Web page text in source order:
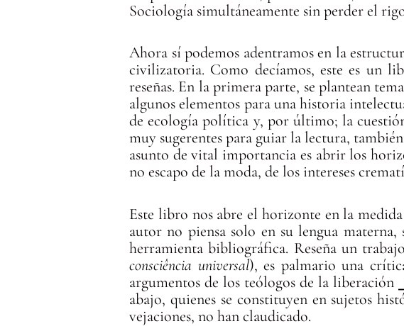
Sociología simultáneamente sin perder el
Ahora sí podemos adentramos en la
civilizatoria. Como decíamos, este es un
reseñas. En la primera parte, se plantean
algunos elementos para una historia
de ecología política y, por último; la
muy sugerentes para guiar la lectura,
asunto de vital importancia es abrir los
no escapo de la moda, de los intereses
Este libro nos abre el horizonte en la
autor no piensa solo en su lengua
herramienta bibliográfica. Reseña un
consciência universal), es palmario una
argumentos de los teólogos de la
abajo, quienes se constituyen en sujetos
vejaciones, no han claudicado.